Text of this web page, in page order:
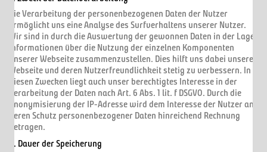
Die Verarbeitung der personenbezogenen Daten der Nutzer
ermöglicht uns eine Analyse des Surfverhaltens unserer Nutzer.
Wir sind in durch die Auswertung der gewonnen Daten in der Lage,
Informationen über die Nutzung der einzelnen Komponenten
unserer Webseite zusammenzustellen. Dies hilft uns dabei unsere
Webseite und deren Nutzerfreundlichkeit stetig zu verbessern. In
diesen Zwecken liegt auch unser berechtigtes Interesse in der
Verarbeitung der Daten nach Art. 6 Abs. 1 lit. f DSGVO. Durch die
Anonymisierung der IP-Adresse wird dem Interesse der Nutzer an
deren Schutz personenbezogener Daten hinreichend Rechnung
getragen.
4. Dauer der Speicherung